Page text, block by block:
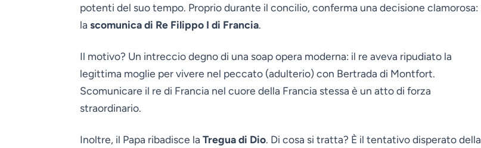
potenti del suo tempo. Proprio durante il concilio, conferma una decisione clamorosa:
la scomunica di Re Filippo I di Francia.
Il motivo? Un intreccio degno di una soap opera moderna: il re aveva ripudiato la
legittima moglie per vivere nel peccato (adulterio) con Bertrada di Montfort.
Scomunicare il re di Francia nel cuore della Francia stessa è un atto di forza
straordinario.
Inoltre, il Papa ribadisce la Tregua di Dio. Di cosa si tratta? È il tentativo disperato della